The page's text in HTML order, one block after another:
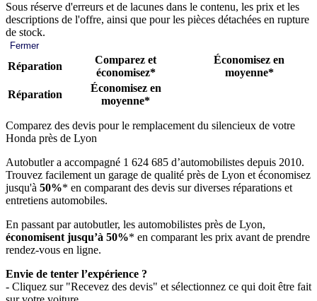
Sous réserve d'erreurs et de lacunes dans le contenu, les prix et les
descriptions de l'offre, ainsi que pour les pièces détachées en rupture
de stock.
Fermer
Réparation
Comparez et
économisez*
Économisez en
moyenne*
Réparation
Économisez en
moyenne*
Comparez des devis pour le remplacement du silencieux de votre
Honda près de Lyon
Autobutler a accompagné 1 624 685 d’automobilistes depuis 2010.
Trouvez facilement un garage de qualité près de Lyon et économisez
jusqu'à 50%* en comparant des devis sur diverses réparations et
entretiens automobiles.
En passant par autobutler, les automobilistes près de Lyon,
économisent jusqu’à 50%* en comparant les prix avant de prendre
rendez-vous en ligne.
Envie de tenter l’expérience ?
- Cliquez sur "Recevez des devis" et sélectionnez ce qui doit être fait